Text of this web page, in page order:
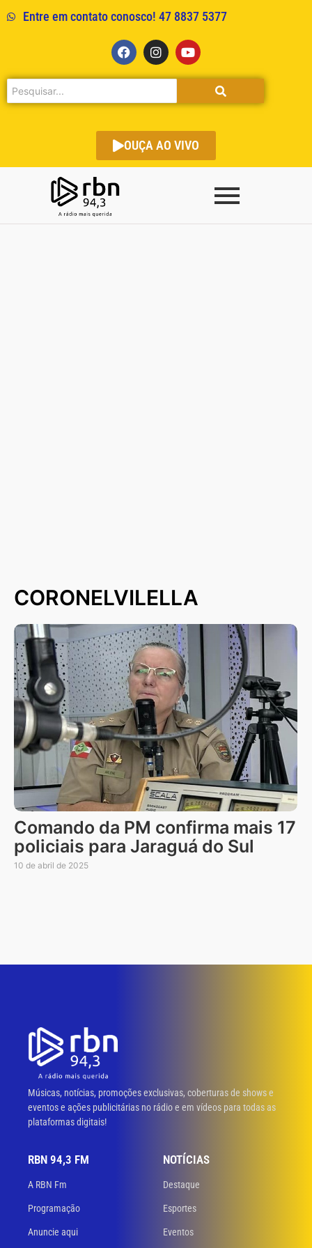
Entre em contato conosco! 47 8837 5377
OUÇA AO VIVO
CORONELVILELLA
Comando da PM confirma mais 17
policiais para Jaraguá do Sul
10 de abril de 2025
Músicas, notícias, promoções exclusivas, coberturas de shows e
eventos e ações publicitárias no rádio e em vídeos para todas as
plataformas digitais!
RBN 94,3 FM
A RBN Fm
Programação
Anuncie aqui
NOTÍCIAS
Destaque
Esportes
Eventos